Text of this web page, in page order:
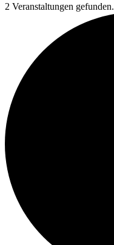
2 Veranstaltungen gefunden.